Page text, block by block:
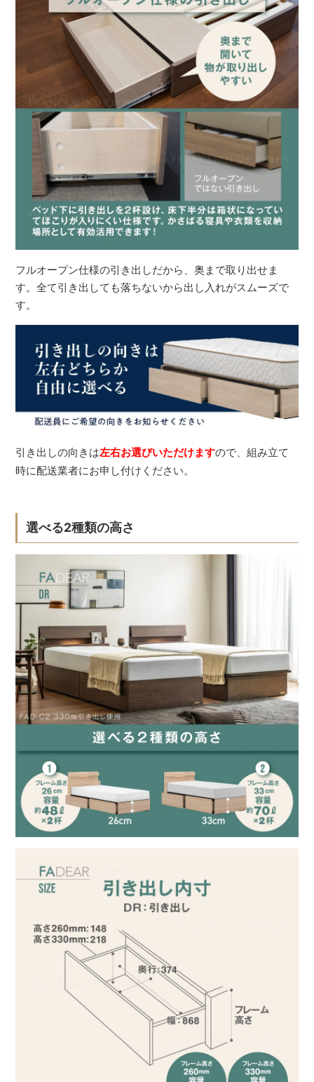
フルオープン仕様の引き出しだから、奥まで取り出せま
す。全て引き出しても落ちないから出し入れがスムーズで
す。
引き出しの向きは左右お選びいただけますので、組み立て
時に配送業者にお申し付けください。
選べる2種類の高さ